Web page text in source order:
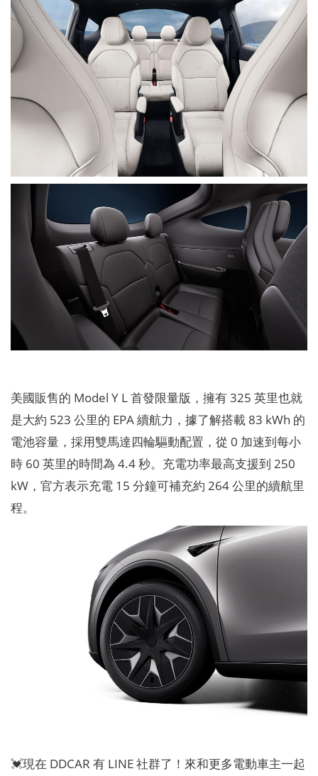
美國販售的 Model Y L 首發限量版，擁有 325 英里也就
是大約 523 公里的 EPA 續航力，據了解搭載 83 kWh 的
電池容量，採用雙馬達四輪驅動配置，從 0 加速到每小
時 60 英里的時間為 4.4 秒。充電功率最高支援到 250
kW，官方表示充電 15 分鐘可補充約 264 公里的續航里
程。
💓現在 DDCAR 有 LINE 社群了！來和更多電動車主一起